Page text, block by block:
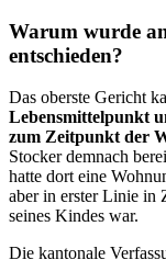
Warum wurde
entschieden?
Das oberste Gericht
Lebensmittelpunkt
zum Zeitpunkt der
Stocker demnach
hatte dort eine
aber in erster Linie in
seines Kindes war.
Die kantonale